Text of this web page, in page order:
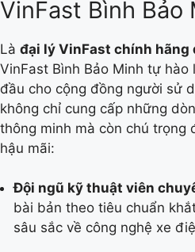
VinFast Bình Bảo
Là đại lý VinFast chính hãng
VinFast Bình Bảo Minh tự
đầu cho cộng đồng người sử
không chỉ cung cấp những
thông minh mà còn chú trọng
hậu mãi:
Đội ngũ kỹ thuật viên
bài bản theo tiêu chuẩn
sâu sắc về công nghệ xe